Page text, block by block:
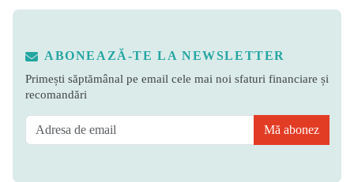
ABONEAZĂ-TE LA NEWSLETTER
Primești săptămânal pe email cele mai noi sfaturi financiare și
recomandări
Mă abonez